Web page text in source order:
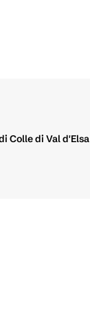
Colle di Val d'Elsa